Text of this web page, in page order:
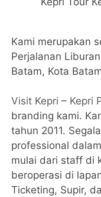
Kami merupakan
Perjalanan
Batam, Kota
Visit Kepri – Kepri
branding kami.
tahun 2011.
professional
mulai dari staff di
beroperasi di
Ticketing, Supir,